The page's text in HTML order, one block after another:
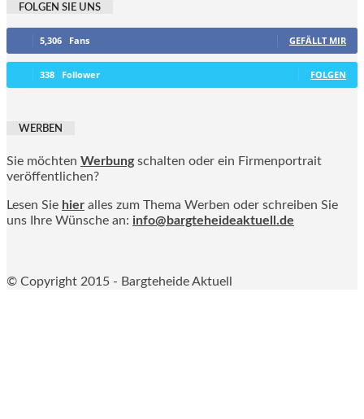
FOLGEN SIE UNS
5,306 Fans GEFÄLLT MIR
338 Follower FOLGEN
WERBEN
Sie möchten Werbung schalten oder ein Firmenportrait
veröffentlichen?
Lesen Sie hier alles zum Thema Werben oder schreiben Sie
uns Ihre Wünsche an: info@bargteheideaktuell.de
© Copyright 2015 - Bargteheide Aktuell